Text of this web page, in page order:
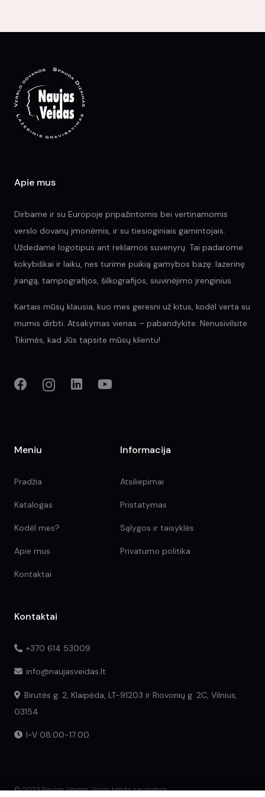
Apie mus
Dirbame ir su Europoje pripažintomis bei vertinamomis
verslo dovanų įmonėmis, ir su tiesioginiais gamintojais.
Uždedame logotipus ant reklamos suvenyrų. Tai padarome
kokybiškai ir laiku, nes turime puikią gamybos bazę: lazerinę
įrangą, tampografijos, šilkografijos, siuvinėjimo įrenginius.
Kartais mūsų klausia, kuo mes geresni už kitus, kodėl verta su
mumis dirbti. Atsakymas vienas – pabandykite. Nenusivilsite.
Tikimės, kad Jūs tapsite mūsų klientu!
Meniu
Pradžia
Katalogas
Kodėl mes?
Apie mus
Kontaktai
Informacija
Atsiliepimai
Pristatymas
Sąlygos ir taisyklės
Privatumo politika
Kontaktai
+370 614 53009
info@naujasveidas.lt
Birutės g. 2, Klaipėda, LT-91203 ir Riovonių g. 2C, Vilnius,
03154
I-V 08:00-17:00
© 2023 Naujas Veidas. Visos teisės saugomos.